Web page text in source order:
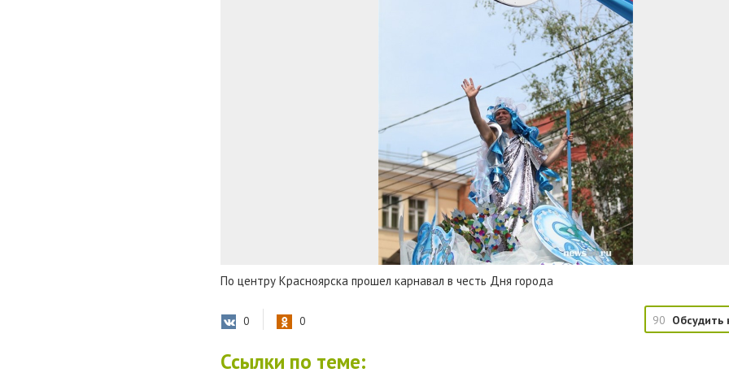
По центру Красноярска прошел карнавал в честь Дня города
0 0 90 Обсудить
Ссылки по теме: